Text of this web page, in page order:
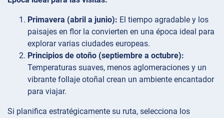
Primavera (abril a junio): El tiempo agradable y los
paisajes en flor la convierten en una época ideal para
explorar varias ciudades europeas.
Principios de otoño (septiembre a octubre):
Temperaturas suaves, menos aglomeraciones y un
vibrante follaje otoñal crean un ambiente encantador
para viajar.
Si planifica estratégicamente su ruta, selecciona los